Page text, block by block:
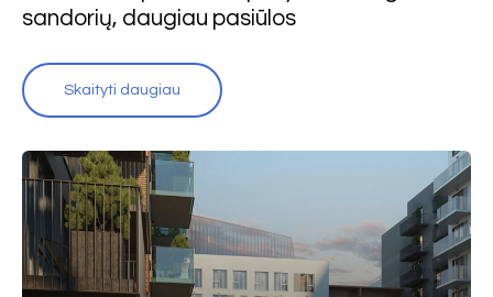
sandorių, daugiau pasiūlos
Skaityti daugiau